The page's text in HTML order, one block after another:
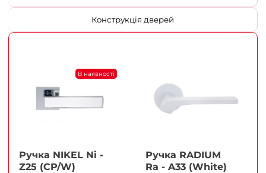
Конструкція дверей
В наявності
Ручка NIKEL Ni -
Z25 (CP/W)
Ручка RADIUM
Ra - A33 (White)